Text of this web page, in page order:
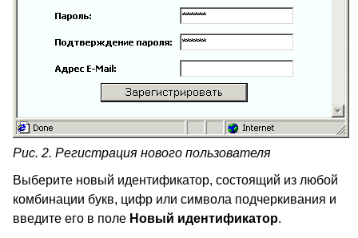
Рис. 2. Регистрация нового пользователя
Выберите новый идентификатор, состоящий из любой
комбинации букв, цифр или символа подчеркивания и
введите его в поле Новый идентификатор.